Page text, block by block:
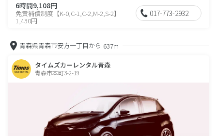
6時間9,108円
免責補償制度【K-0,C-1,C-2,M-2,S-2】
1,430円
017-773-2932
青森県青森市安方一丁目から 637m
タイムズカーレンタル青森
青森市本町3-2-19